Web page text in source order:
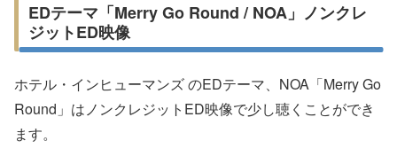
EDテーマ「Merry Go Round / NOA」ノンクレ
ジットED映像
ホテル・インヒューマンズ のEDテーマ、NOA「Merry Go
Round」はノンクレジットED映像で少し聴くことができ
ます。